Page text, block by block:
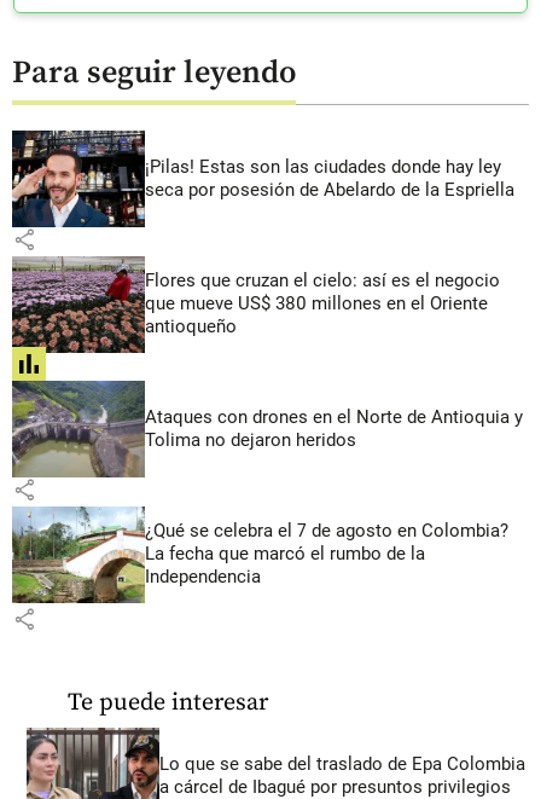
Para seguir leyendo
¡Pilas! Estas son las ciudades donde hay ley
seca por posesión de Abelardo de la Espriella
share
Flores que cruzan el cielo: así es el negocio
que mueve US$ 380 millones en el Oriente
antioqueño
share
Ataques con drones en el Norte de Antioquia y
Tolima no dejaron heridos
share
¿Qué se celebra el 7 de agosto en Colombia?
La fecha que marcó el rumbo de la
Independencia
share
Te puede interesar
Lo que se sabe del traslado de Epa Colombia
a cárcel de Ibagué por presuntos privilegios